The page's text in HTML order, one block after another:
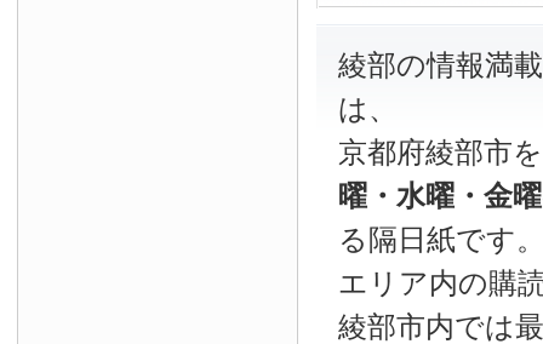
綾部の情報
は、
京都府綾部市
曜・水曜・金
る隔日紙です
エリア内の購
綾部市内では